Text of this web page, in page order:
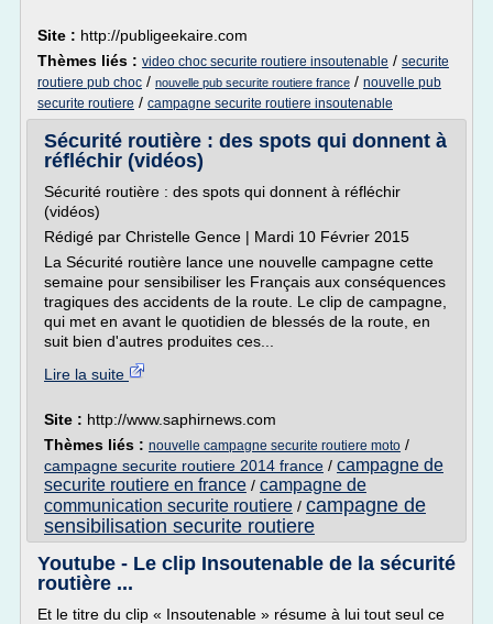
Site : http://publigeekaire.com
Thèmes liés : video choc securite routiere insoutenable / securite
routiere pub choc / nouvelle pub securite routiere france / nouvelle pub
securite routiere / campagne securite routiere insoutenable
Sécurité routière : des spots qui donnent à
réfléchir (vidéos)
Sécurité routière : des spots qui donnent à réfléchir
(vidéos)
Rédigé par Christelle Gence | Mardi 10 Février 2015
La Sécurité routière lance une nouvelle campagne cette
semaine pour sensibiliser les Français aux conséquences
tragiques des accidents de la route. Le clip de campagne,
qui met en avant le quotidien de blessés de la route, en
suit bien d'autres produites ces...
Lire la suite
Site : http://www.saphirnews.com
Thèmes liés : nouvelle campagne securite routiere moto /
campagne securite routiere 2014 france / campagne de
securite routiere en france / campagne de
communication securite routiere / campagne de
sensibilisation securite routiere
Youtube - Le clip Insoutenable de la sécurité
routière ...
Et le titre du clip « Insoutenable » résume à lui tout seul ce